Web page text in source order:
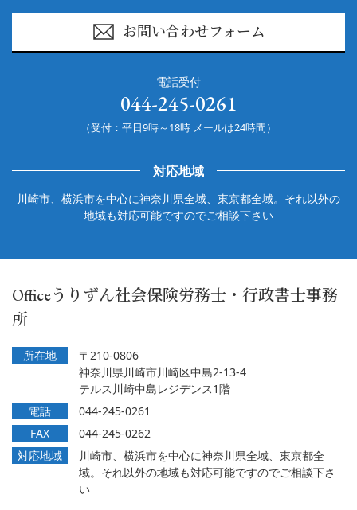
お問い合わせフォーム
電話受付
044-245-0261
（受付：平日9時～18時 メールは24時間）
対応地域
川崎市、横浜市を中心に神奈川県全域、東京都全域。それ以外の
地域も対応可能ですのでご相談下さい
Officeうりずん社会保険労務士・行政書士事務
所
所在地
〒210-0806
神奈川県川崎市川崎区中島2-13-4
テルス川崎中島レジデンス1階
電話
044-245-0261
FAX
044-245-0262
対応地域
川崎市、横浜市を中心に神奈川県全域、東京都全
域。それ以外の地域も対応可能ですのでご相談下さ
い